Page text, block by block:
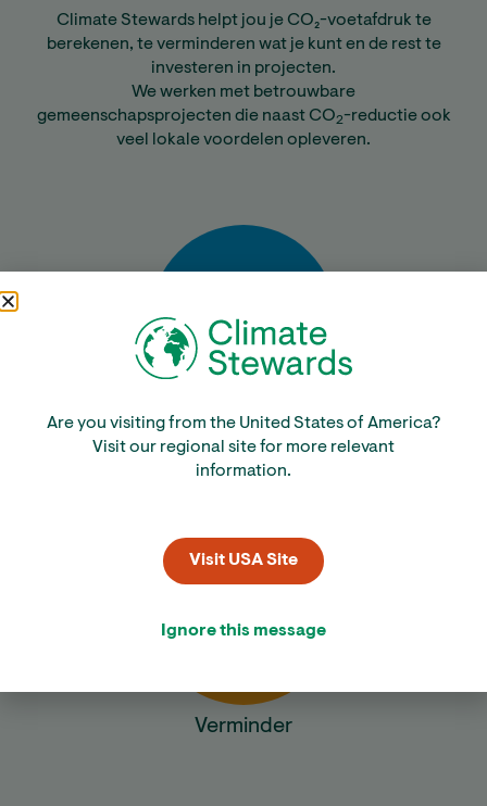
Climate Stewards helpt jou je CO₂-voetafdruk te
berekenen, te verminderen wat je kunt en de rest te
investeren in projecten.
We werken met betrouwbare
gemeenschapsprojecten die naast CO2-reductie ook
veel lokale voordelen opleveren.
Bereken
Verminder
Are you visiting from the United States of America?
Visit our regional site for more relevant
information.
Visit USA Site
Ignore this message